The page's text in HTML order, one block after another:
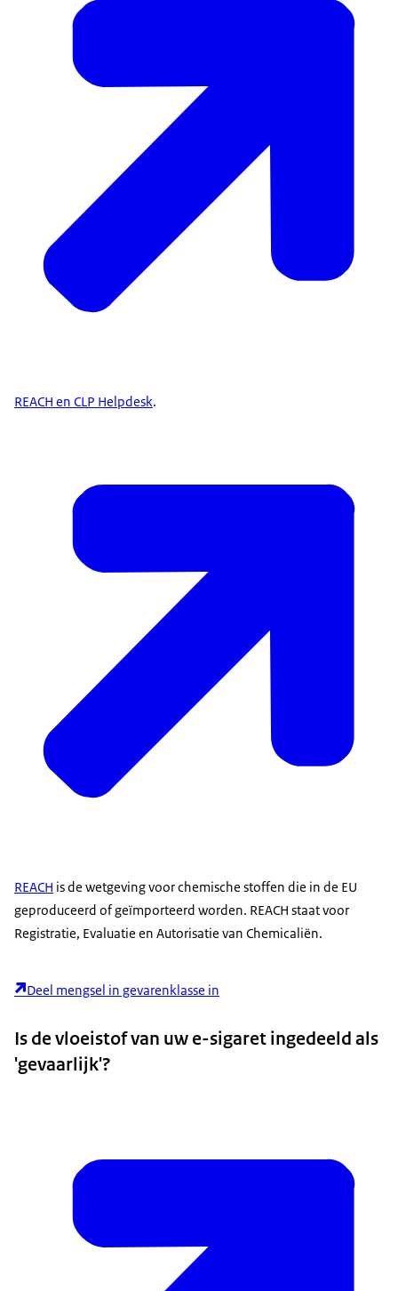
REACH en CLP Helpdesk.
REACH is de wetgeving voor chemische stoffen die in de EU
geproduceerd of geïmporteerd worden. REACH staat voor
Registratie, Evaluatie en Autorisatie van Chemicaliën.
Deel mengsel in gevarenklasse in
Is de vloeistof van uw e-sigaret ingedeeld als
'gevaarlijk'?